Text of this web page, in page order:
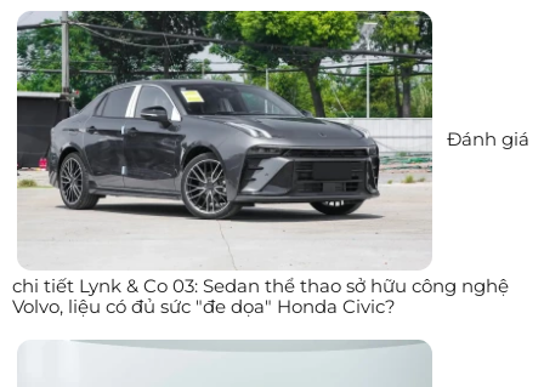
Đánh giá
chi tiết Lynk & Co 03: Sedan thể thao sở hữu công nghệ
Volvo, liệu có đủ sức "đe dọa" Honda Civic?